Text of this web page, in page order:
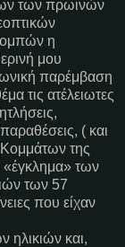
των πρωινών
η
μου
παρέμβαση
τις ατέλειωτες
( και
Κομμάτων της
«έγκλημα» των
των 57
που είχαν
ηλικιών και,